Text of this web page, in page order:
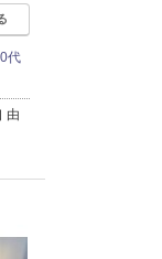
代
由